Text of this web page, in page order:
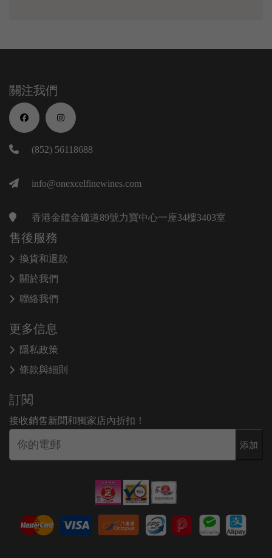
關注我們
(852) 56118688
info@onexcelfinewines.com
香港金鐘金鐘道89號力寶中心一座34樓3403室
售後服務
換貨和退款
關於我們
聯絡我們
更多信息
隱私政策
條款與細則
訂閱
接收銷售新聞和獨家店內折扣！
添加